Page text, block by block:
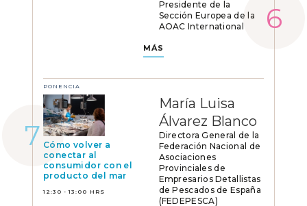
Presidente de la
Sección Europea de la
AOAC International
MÁS
PONENCIA
Cómo volver a
conectar al
consumidor con el
producto del mar
12:30 - 13:00 HRS
María Luisa
Álvarez Blanco
Directora General de la
Federación Nacional de
Asociaciones
Provinciales de
Empresarios Detallistas
de Pescados de España
(FEDEPESCA)